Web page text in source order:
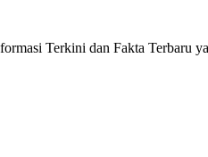
Terkini dan Fakta